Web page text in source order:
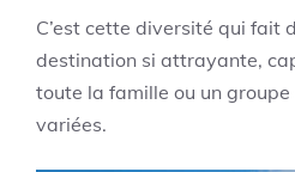
C’est cette diversité qui fait
destination si attrayante,
toute la famille ou un
variées.